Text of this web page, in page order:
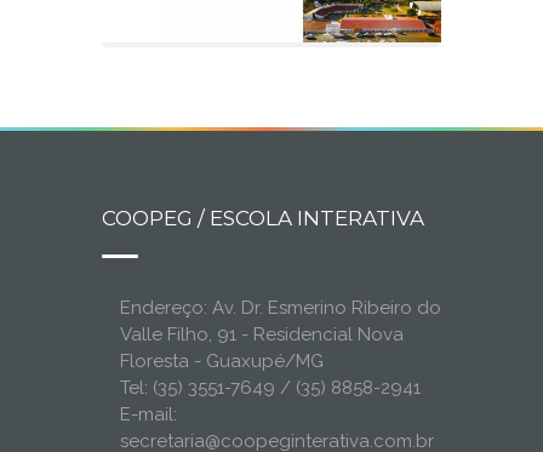
COOPEG / ESCOLA INTERATIVA
Endereço: Av. Dr. Esmerino Ribeiro do
Valle Filho, 91 - Residencial Nova
Floresta - Guaxupé/MG
Tel: (35) 3551-7649 / (35) 8858-2941
E-mail:
secretaria@coopeginterativa.com.br